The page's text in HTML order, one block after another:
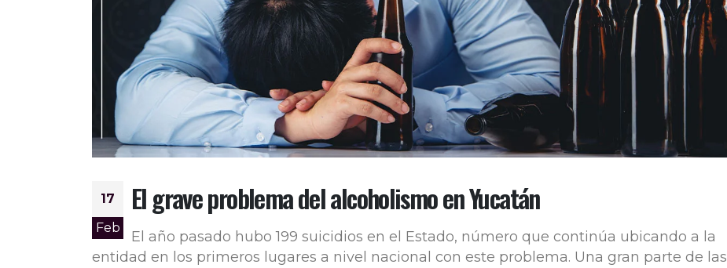
17
Feb
El grave problema del alcoholismo en Yucatán
El año pasado hubo 199 suicidios en el Estado, número que continúa ubicando a la
entidad en los primeros lugares a nivel nacional con este problema. Una gran parte de las